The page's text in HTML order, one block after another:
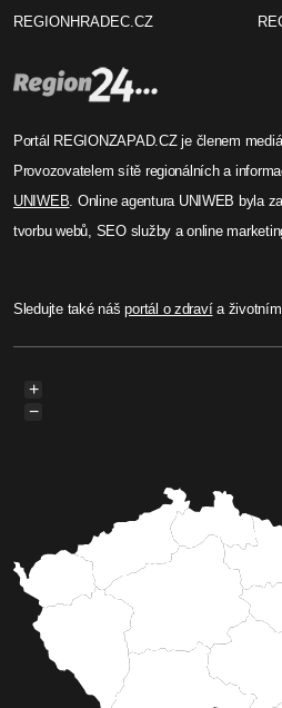
REGIONHRADEC.CZ
Portál REGIONZAPAD.CZ je členem
Provozovatelem sítě regionálních a
UNIWEB . Online agentura UNIWEB byla
tvorbu webů, SEO služby a online
Sledujte také nášportál o zdravía
+
−